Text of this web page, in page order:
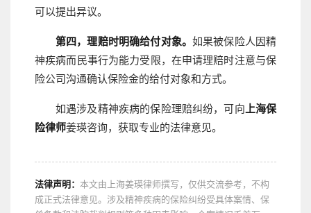
可以提出异议。
第四，理赔时明确给付对象。 如果被保险人因精
神疾病而民事行为能力受限，在申请理赔时注意与保
险公司沟通确认保险金的给付对象和方式。
如遇涉及精神疾病的保险理赔纠纷，可向上海保
险律师姜瑛咨询，获取专业的法律意见。
法律声明： 本文由上海姜瑛律师撰写，仅供交流参考，不构
成正式法律意见。涉及精神疾病的保险纠纷受具体案情、保